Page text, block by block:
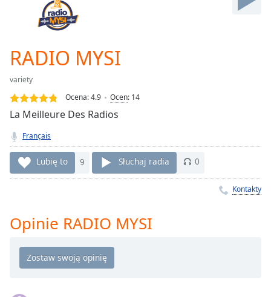
Loaded
0.00%
Stream
Seek to
live,
currently
behind
liveLIVE
Playback
Rate
RADIO MYSI
variety
Ocena:4.9 Ocen: 14
La Meilleure Des Radios
Français
Lubię to 9 Słuchaj radia 0
Kontakty
Opinie RADIO MYSI